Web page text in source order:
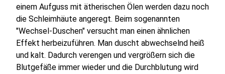
einem Aufguss mit ätherischen Ölen werden dazu noch
die Schleimhäute angeregt. Beim sogenannten
"Wechsel-Duschen" versucht man einen ähnlichen
Effekt herbeizuführen. Man duscht abwechselnd heiß
und kalt. Dadurch verengen und vergrößern sich die
Blutgefäße immer wieder und die Durchblutung wird